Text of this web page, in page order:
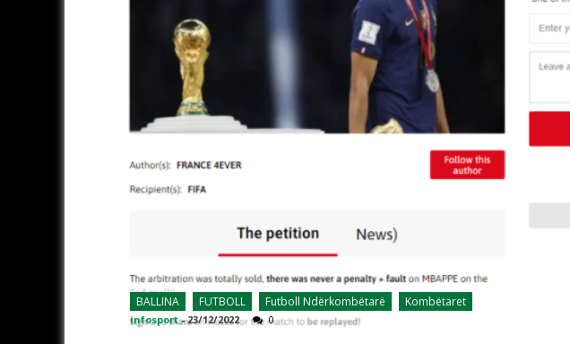
BALLINA FUTBOLL Futboll Ndërkombëtarë Kombëtaret
infosport -23/12/2022 0